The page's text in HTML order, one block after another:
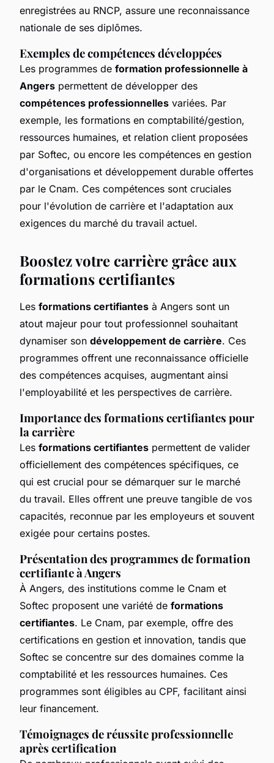
enregistrées au RNCP, assure une reconnaissance
nationale de ses diplômes.
Exemples de compétences développées
Les programmes de formation professionnelle à
Angers permettent de développer des
compétences professionnelles variées. Par
exemple, les formations en comptabilité/gestion,
ressources humaines, et relation client proposées
par Softec, ou encore les compétences en gestion
d'organisations et développement durable offertes
par le Cnam. Ces compétences sont cruciales
pour l'évolution de carrière et l'adaptation aux
exigences du marché du travail actuel.
Boostez votre carrière grâce aux
formations certifiantes
Les formations certifiantes à Angers sont un
atout majeur pour tout professionnel souhaitant
dynamiser son développement de carrière. Ces
programmes offrent une reconnaissance officielle
des compétences acquises, augmentant ainsi
l'employabilité et les perspectives de carrière.
Importance des formations certifiantes pour
la carrière
Les formations certifiantes permettent de valider
officiellement des compétences spécifiques, ce
qui est crucial pour se démarquer sur le marché
du travail. Elles offrent une preuve tangible de vos
capacités, reconnue par les employeurs et souvent
exigée pour certains postes.
Présentation des programmes de formation
certifiante à Angers
À Angers, des institutions comme le Cnam et
Softec proposent une variété de formations
certifiantes. Le Cnam, par exemple, offre des
certifications en gestion et innovation, tandis que
Softec se concentre sur des domaines comme la
comptabilité et les ressources humaines. Ces
programmes sont éligibles au CPF, facilitant ainsi
leur financement.
Témoignages de réussite professionnelle
après certification